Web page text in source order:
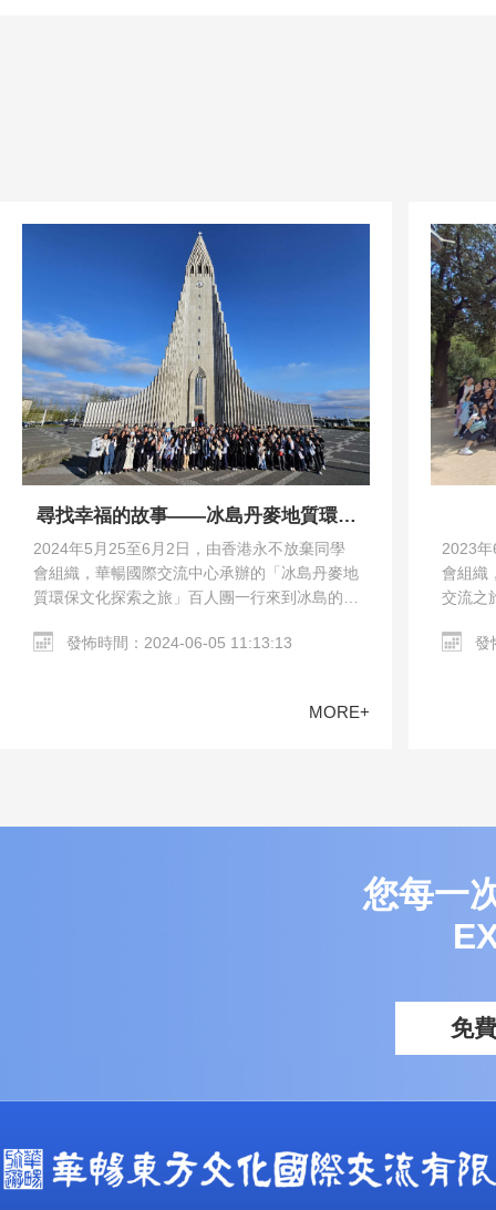
尋找幸福的故事——冰島丹麥地質環保
文化探索之旅
2024年5月25至6月2日，由香港永不放棄同學
會組織，華暢國際交流中心承辦的「冰島丹麥地
質環保文化探索之旅」百人團一行來到冰島的雷
哈根市區、Harpa…
發怖時間：2024-06-05 11:13:13
MORE+
2023
會組織
交流之
教堂發
您每一
免